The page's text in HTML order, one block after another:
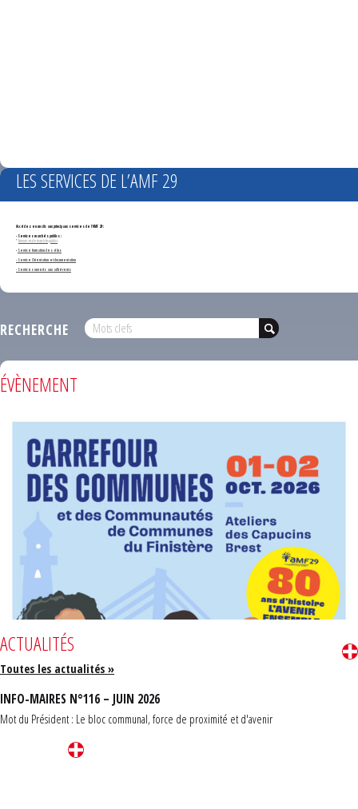
LES SERVICES DE L’AMF 29
Accédez en un clic aux principaux services de l'AMF 29 :
- Services marchés publics :
*Annonces de marchés publics
-Service formation des élus
- Service Orientation et documentation
- Services ouverts aux adhérents
RECHERCHE
ÉVÈNEMENT
ACTUALITÉS
Toutes les actualités »
INFO-MAIRES N°116 – JUIN 2026
Mot du Président : Le bloc communal, force de proximité et d'avenir